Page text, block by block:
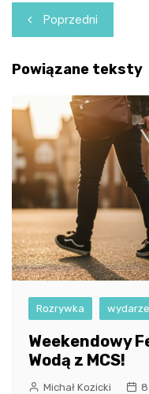
Nawigacja
wpisu
Poprzedni
Powiązane teksty
Rozrywka
Weekendowy
Wodą z MCS!
Michał Kozicki